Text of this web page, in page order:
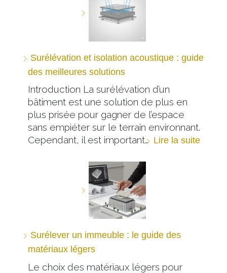
Surélévation et isolation acoustique : guide
des meilleures solutions
Introduction La surélévation d’un
bâtiment est une solution de plus en
plus prisée pour gagner de l’espace
sans empiéter sur le terrain environnant.
Cependant, il est important… Lire la suite
Surélever un immeuble : le guide des
matériaux légers
Le choix des matériaux légers pour